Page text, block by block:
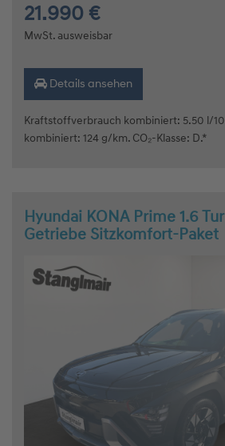
21.990 €
MwSt. ausweisbar
Details ansehen
Kraftstoffverbrauch kombiniert: 5.50 l/
kombiniert: 124 g/km. CO₂-Klasse: D.*
Hyundai KONA Prime 1.6
Getriebe Sitzkomfort-Paket